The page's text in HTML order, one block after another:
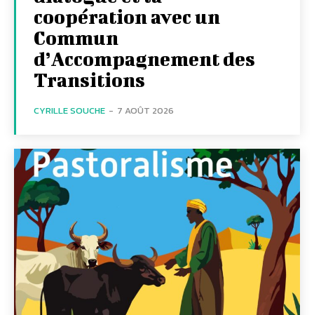
coopération avec un
Commun
d’Accompagnement des
Transitions
CYRILLE SOUCHE - 7 AOÛT 2026